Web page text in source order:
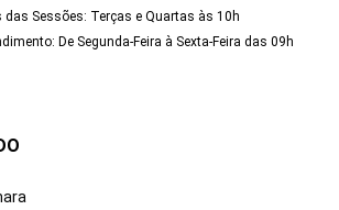
das Sessões: Terças e Quartas às 10h
De Segunda-Feira à Sexta-Feira das 09h